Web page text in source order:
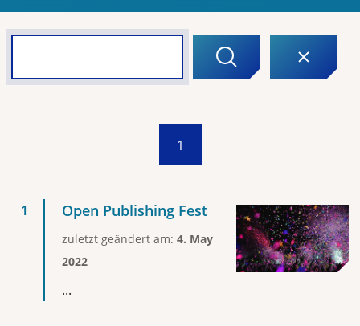
1
Open Publishing Fest
zuletzt geändert am: 4. May
2022
...